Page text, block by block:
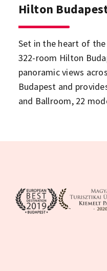
Hilton
Set in the heart of
322-room Hilton
panoramic views
Budapest and
and Ballroom, 22